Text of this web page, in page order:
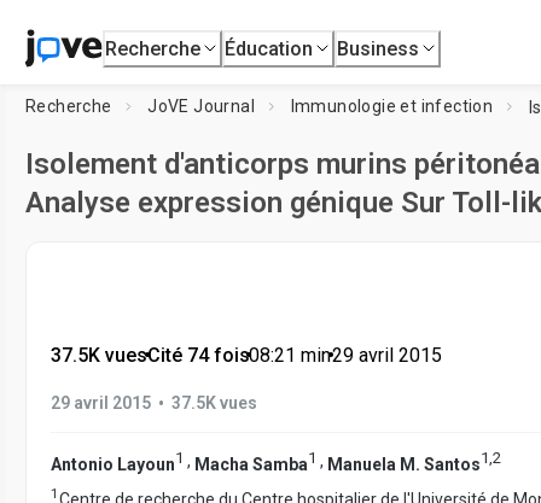
Recherche Éducation Business
Recherche JoVE Journal Immunologie et infection
Isolement d'anticorps murins
Analyse expression génique Sur Toll-
37.5K vues•Cité 74 fois•08:21 min•29 avril 2015
29 avril 2015 • 37.5K vues
Antonio Layoun1 , Macha Samba1 , Manuela M. Santos1,2
1